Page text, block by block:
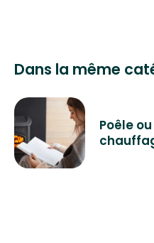
Dans la même
Poêle